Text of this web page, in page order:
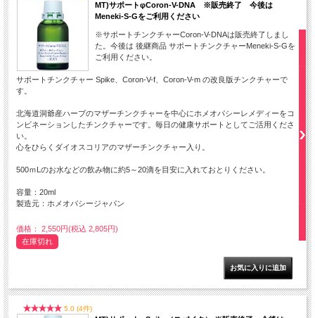
MT)サポートφCoron-V-DNA ※販売終了 今後は
Meneki-S-Gをご利用ください
※サポートチンクチャーCoron-V-DNAは販売終了しまし
た。今後は 後継商品 サポートチンクチャーMeneki-S-Gを
ご利用ください。
サポートチンクチャー Spike、Coron-V-f、Coron-V-m の改良版チンクチャーで
す。
北海道洞爺産ハーブのマザーチンクチャーを中心にホメオパシーレメディーをコ
ンビネーションしたチンクチャーです。毎日の健康サポートとしてご活用くださ
い。
心をひらくダイオスコリアのマザーチンクチャー入り。
500ｍLのお水などの飲み物に約5～20滴を目安に入れておとりください。
容量：20ml
製造元：ホメオパシージャパン
価格： 2,550円(税込 2,805円)
在庫切れ
5.0 (4件)